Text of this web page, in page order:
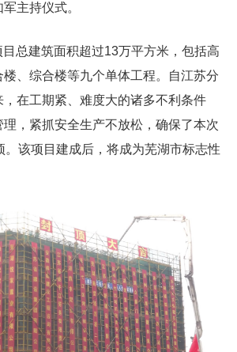
主持仪式。
总建筑面积超过13万平方米，包括高
、综合楼等九个单体工程。自江苏分
在工期紧、难度大的诸多不利条件
，紧抓安全生产不放松，确保了本次
。该项目建成后，将成为芜湖市标志性